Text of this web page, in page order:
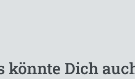
könnte Dich